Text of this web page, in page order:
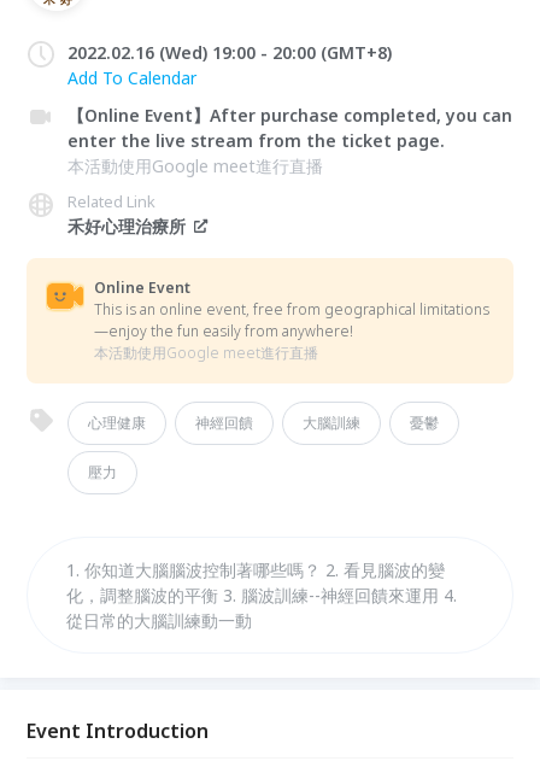
2022.02.16 (Wed) 19:00 - 20:00 (GMT+8)
Add To Calendar
【Online Event】After purchase completed, you can
enter the live stream from the ticket page.
本活動使用Google meet進行直播
Related Link
禾好心理治療所
Online Event
This is an online event, free from geographical limitations
—enjoy the fun easily from anywhere!
本活動使用Google meet進行直播
心理健康 神經回饋 大腦訓練 憂鬱
壓力
1. 你知道大腦腦波控制著哪些嗎？ 2. 看見腦波的變
化，調整腦波的平衡 3. 腦波訓練--神經回饋來運用 4.
從日常的大腦訓練動一動
Event Introduction